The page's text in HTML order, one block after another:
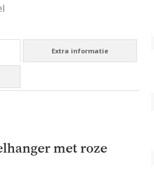
Extra informatie
met roze